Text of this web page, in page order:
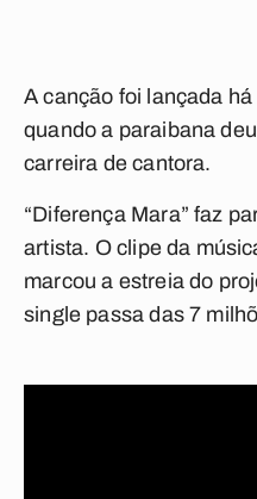
A canção foi lançada
quando a paraibana
carreira de cantora.
“Diferença Mara” faz
artista. O clipe da
marcou a estreia do
single passa das 7